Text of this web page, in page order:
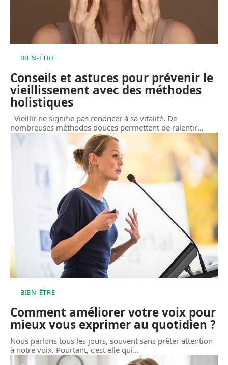
BIEN-ÊTRE
Conseils et astuces pour prévenir le
vieillissement avec des méthodes
holistiques
Vieillir ne signifie pas renoncer à sa vitalité. De
nombreuses méthodes douces permettent de ralentir…
BIEN-ÊTRE
Comment améliorer votre voix pour
mieux vous exprimer au quotidien ?
Nous parlons tous les jours, souvent sans prêter attention
à notre voix. Pourtant, c’est elle qui…